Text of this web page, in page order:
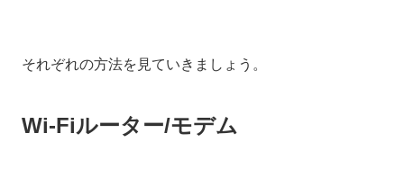
それぞれの方法を見ていきましょう。
Wi-Fiルーター/モデム